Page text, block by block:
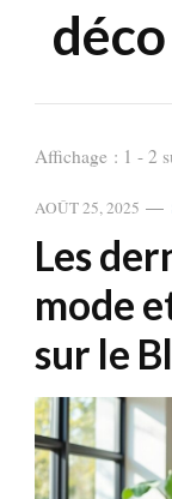
déco
Affichage : 1 - 2
AOÛT 25, 2025
Les
mode
sur le